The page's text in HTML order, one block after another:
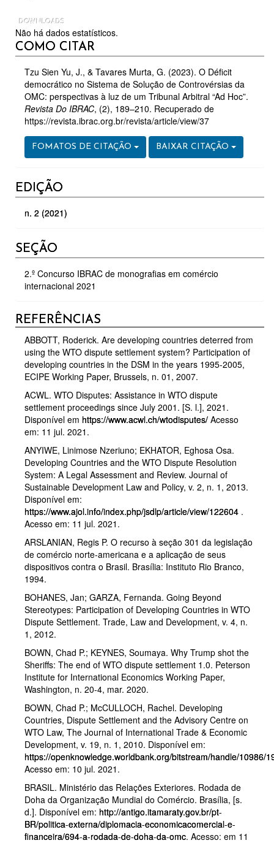
DOWNLOADS
Não há dados estatísticos.
DETALHES
DO
ARTIGO
COMO CITAR
Tzu Sien Yu, J., & Tavares Murta, G. (2023). O Déficit
democrático no Sistema de Solução de Controvérsias da
OMC: perspectivas à luz de um Tribunal Arbitral “Ad Hoc”.
Revista Do IBRAC, (2), 189–210. Recuperado de
https://revista.ibrac.org.br/revista/article/view/37
FOMATOS DE CITAÇÃO BAIXAR CITAÇÃO
EDIÇÃO
n. 2 (2021)
SEÇÃO
2.º Concurso IBRAC de monografias em comércio
internacional 2021
REFERÊNCIAS
ABBOTT, Roderick. Are developing countries deterred from
using the WTO dispute settlement system? Participation of
developing countries in the DSM in the years 1995-2005,
ECIPE Working Paper, Brussels, n. 01, 2007.
ACWL. WTO Disputes: Assistance in WTO dispute
settlement proceedings since July 2001. [S. l.], 2021.
Disponível em https://www.acwl.ch/wtodisputes/ Acesso
em: 11 jul. 2021.
ANYIWE, Linimose Nzeriuno; EKHATOR, Eghosa Osa.
Developing Countries and the WTO Dispute Resolution
System: A Legal Assessment and Review. Journal of
Sustainable Development Law and Policy, v. 2, n. 1, 2013.
Disponível em:
https://www.ajol.info/index.php/jsdlp/article/view/122604 .
Acesso em: 11 jul. 2021.
ARSLANIAN, Regis P. O recurso à seção 301 da legislação
de comércio norte-americana e a aplicação de seus
dispositivos contra o Brasil. Brasília: Instituto Rio Branco,
1994.
BOHANES, Jan; GARZA, Fernanda. Going Beyond
Stereotypes: Participation of Developing Countries in WTO
Dispute Settlement. Trade, Law and Development, v. 4, n.
1, 2012.
BOWN, Chad P.; KEYNES, Soumaya. Why Trump shot the
Sheriffs: The end of WTO dispute settlement 1.0. Peterson
Institute for International Economics Working Paper,
Washington, n. 20-4, mar. 2020.
BOWN, Chad P.; McCULLOCH, Rachel. Developing
Countries, Dispute Settlement and the Advisory Centre on
WTO Law, The Journal of International Trade & Economic
Development, v. 19, n. 1, 2010. Disponível em:
https://openknowledge.worldbank.org/bitstream/handle/10986/
Acesso em: 10 jul. 2021.
BRASIL. Ministério das Relações Exteriores. Rodada de
Doha da Organização Mundial do Comércio. Brasília, [s.
d.]. Disponível em: http://antigo.itamaraty.gov.br/pt-
BR/politica-externa/diplomacia-economicacomercial-e-
financeira/694-a-rodada-de-doha-da-omc. Acesso: em 11